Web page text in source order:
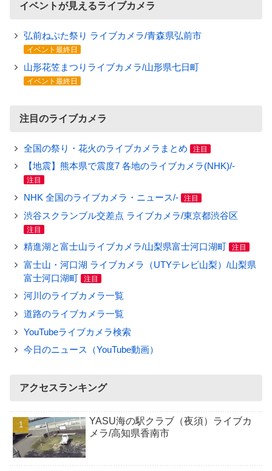
イベントが見えるライブカメラ
弘前ねぷた祭り ライブカメラ/青森県弘前市
イベント最終日
山形花笠まつりライブカメラ/山形県七日町
イベント最終日
注目のライブカメラ
全国の祭り・花火のライブカメラまとめ 注目
【地震】熊本県で震度7 各地のライブカメラ(NHK)/-
注目
NHK 全国のライブカメラ・ニュース/- 注目
渋谷スクランブル交差点 ライブカメラ/東京都渋谷区
注目
精進湖と富士山ライブカメラ/山梨県富士河口湖町 注目
富士山・河口湖 ライブカメラ（UTYテレビ山梨）/山梨県
富士河口湖町
注目
河川のライブカメラ一覧
道路のライブカメラ一覧
YouTubeライブカメラ検索
今日のニュース（YouTube動画）
アクセスランキング
YASU海の駅クラブ（夜須）ライブカ
メラ/高知県香南市